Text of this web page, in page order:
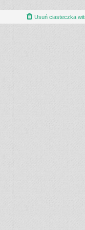
Usuń ciasteczka